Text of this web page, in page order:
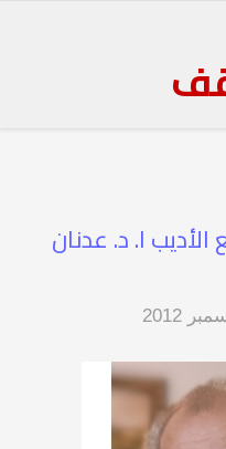
ا. د. عدنان